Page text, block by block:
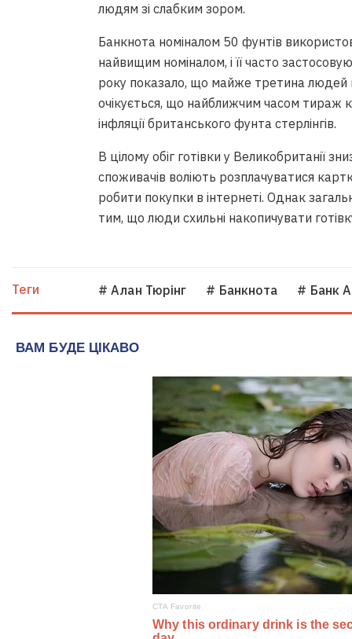
людям зі слабким зором.
Банкнота номіналом 50 фунтів
найвищим номіналом, і її часто
року показало, що майже третина людей
очікується, що найближчим часом тираж
інфляції британського фунта стерлінгів.
В цілому обіг готівки у Великобританії
споживачів воліють розплачуватися
робити покупки в інтернеті. Однак
тим, що люди схильні накопичувати
Теги # Алан Тюрінг # Банкнота # Банк